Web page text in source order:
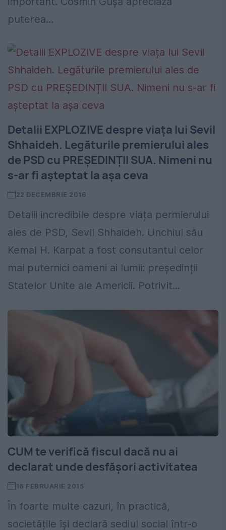
puterea...
Detalii EXPLOZIVE despre viața lui Sevil
Shhaideh. Legăturile premierului ales
de PSD cu PREȘEDINȚII SUA. Nimeni nu
s-ar fi așteptat la așa ceva
22 DECEMBRIE 2016
Detalii incredibile despre viața permierului
ales de PSD, Sevil Shhaideh. Unchiul său
Kemal H. Karpat a fost consutantul celor
mai puternici oameni ai lumii: președinții
Statelor Unite ale Americii. Potrivit...
CUM te verifică fiscul dacă nu ai
declarat unde desfășori activitatea
16 FEBRUARIE 2015
În foarte multe cazuri, în practică,
societățile își declară sediul social într-o